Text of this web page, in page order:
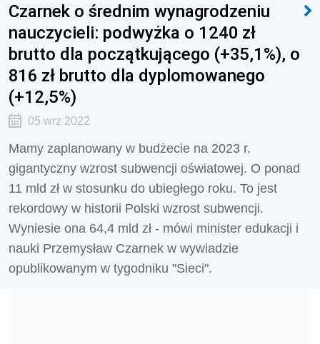
Czarnek o średnim wynagrodzeniu
nauczycieli: podwyżka o 1240 zł
brutto dla początkującego (+35,1%), o
816 zł brutto dla dyplomowanego
(+12,5%)
05 wrz 2022
Mamy zaplanowany w budżecie na 2023 r.
gigantyczny wzrost subwencji oświatowej. O ponad
11 mld zł w stosunku do ubiegłego roku. To jest
rekordowy w historii Polski wzrost subwencji.
Wyniesie ona 64,4 mld zł - mówi minister edukacji i
nauki Przemysław Czarnek w wywiadzie
opublikowanym w tygodniku "Sieci".